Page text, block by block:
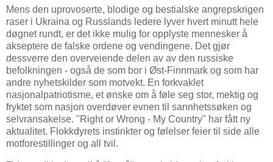
Mens den uprovoserte, blodige og bestialske angrepskrigen
raser i Ukraina og Russlands ledere lyver hvert minutt hele
døgnet rundt, er det ikke mulig for opplyste mennesker å
akseptere de falske ordene og vendingene. Det gjør
dessverre den overveiende delen av av den russiske
befolkningen - også de som bor i Øst-Finnmark og som har
andre nyhetskilder som motvekt. En forkvaklet
nasjonalpatriotisme, et ønske om å føle seg stor, mektig og
fryktet som nasjon overdøver evnen til sannhetssøken og
selvransakelse. "Right or Wrong - My Country" har fått ny
aktualitet. Flokkdyrets instinkter og følelser feier til side alle
motforestillinger og all tvil.